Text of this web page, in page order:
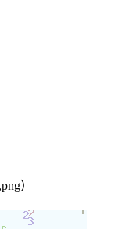
）